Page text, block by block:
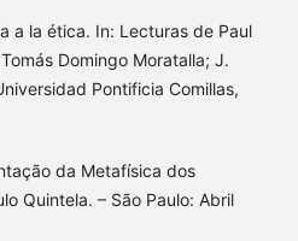
a la ética. In: Lecturas de Paul
Domingo Moratalla; J.
Pontificia Comillas,
da Metafísica dos
Quintela. – São Paulo: Abril